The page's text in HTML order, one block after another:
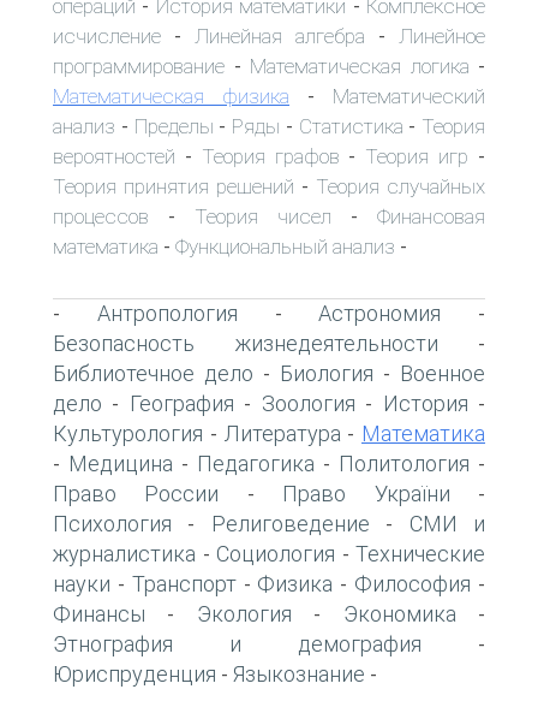
операций - История математики - Комплексное
исчисление - Линейная алгебра -
Линейное
программирование - Математическая логика -
Математическая физика - Математический
анализ - Пределы - Ряды - Статистика - Теория
вероятностей - Теория графов - Теория игр -
Теория принятия решений - Теория случайных
процессов - Теория чисел - Финансовая
математика - Функциональный анализ -
- Антропология -Астрономия -
Безопасность жизнедеятельности -
Библиотечное дело - Биология - Военное
дело - География - Зоология - История -
Культурология - Литература - Математика
- Медицина - Педагогика - Политология -
Право России - Право України -
Психология - Религоведение - СМИ и
журналистика - Социология - Технические
науки - Транспорт- Физика - Философия -
Финансы - Экология - Экономика -
Этнография и демография -
Юриспруденция - Языкознание -